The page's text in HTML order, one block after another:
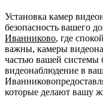
Установка камер
безопасность вашего
Иванниково, где
важны, камеры
частью вашей системы
видеонаблюдение в
которые делают вашу